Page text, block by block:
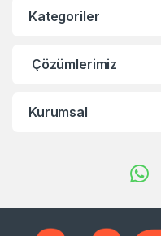
Kategoriler
Çözümlerimiz
Kurumsal